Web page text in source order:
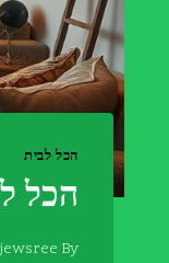
הכל לבית
הכל
By
jewsree